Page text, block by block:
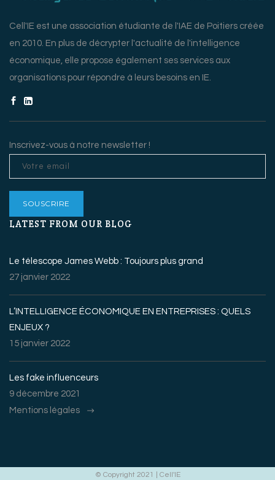
Cell'IE est une association étudiante de l'IAE de Poitiers créée
en 2010. En plus de décrypter l'actualité de l'intelligence
économique, elle propose également ses services aux
organisations pour répondre à leurs besoins en IE.
Inscrivez-vous à notre newsletter !
LATEST FROM OUR BLOG
Le télescope James Webb : Toujours plus grand
27 janvier 2022
L’INTELLIGENCE ÉCONOMIQUE EN ENTREPRISES : QUELS
ENJEUX ?
15 janvier 2022
Les fake influenceurs
9 décembre 2021
Mentions légales
© Copyright 2021 | Cell'IE